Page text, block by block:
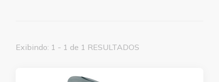
Exibindo: 1 - 1 de 1 RESULTADOS